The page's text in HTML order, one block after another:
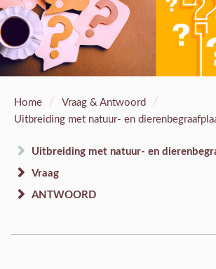
Home / Vraag & Antwoord /
Uitbreiding met natuur- en
Uitbreiding met natuur- en
Vraag
ANTWOORD